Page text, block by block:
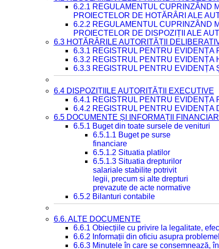
6.2.1 REGULAMENTUL CUPRINZÂND
PROIECTELOR DE HOTĂRÂRI ALE
6.2.2 REGULAMENTUL CUPRINZÂND
PROIECTELOR DE DISPOZIȚII ALE
6.3 HOTĂRÂRILE AUTORITĂȚII
6.3.1 REGISTRUL PENTRU EVIDENȚA
6.3.2 REGISTRUL PENTRU EVIDENȚA
6.3.3 REGISTRUL PENTRU EVIDENȚA
6.4 DISPOZIȚIILE AUTORITĂȚII EXECUTIVE
6.4.1 REGISTRUL PENTRU EVIDENȚA
6.4.2 REGISTRUL PENTRU EVIDENȚA
6.5 DOCUMENTE ȘI INFORMAȚII
6.5.1 Buget din toate sursele de venituri
6.5.1.1 Buget pe surse
financiare
6.5.1.2 Situatia platilor
6.5.1.3 Situatia drepturilor
salariale stabilite potrivit
legii, precum si alte drepturi
prevazute de acte normative
6.5.2 Bilanturi contabile
6.6. ALTE DOCUMENTE
6.6.1 Obiecțiile cu privire la legalitate,
6.6.2 Informații din oficiu asupra
6.6.3 Minutele în care se consemnează,